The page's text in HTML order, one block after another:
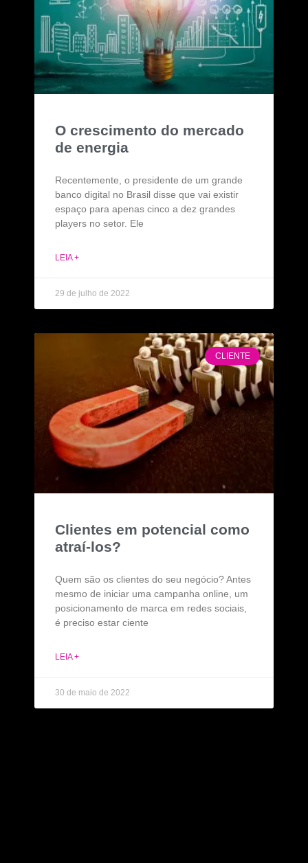
O crescimento do mercado
de energia
Recentemente, o presidente de um grande
banco digital no Brasil disse que vai existir
espaço para apenas cinco a dez grandes
players no setor. Ele
LEIA +
29 de julho de 2022
CLIENTE
Clientes em potencial como
atraí-los?
Quem são os clientes do seu negócio? Antes
mesmo de iniciar uma campanha online, um
posicionamento de marca em redes sociais,
é preciso estar ciente
LEIA +
30 de maio de 2022